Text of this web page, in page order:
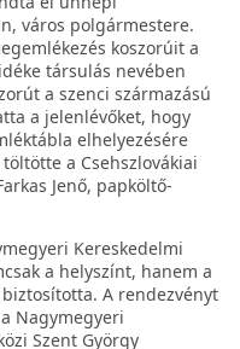
város polgármestere.
koszorúit a
társulás nevében
a szenci származású
a jelenlévőket, hogy
elhelyezésére
a Csehszlovákiai
Jenő, papköltő-
Kereskedelmi
a helyszínt, hanem a
A rendezvényt
Nagymegyeri
Szent György